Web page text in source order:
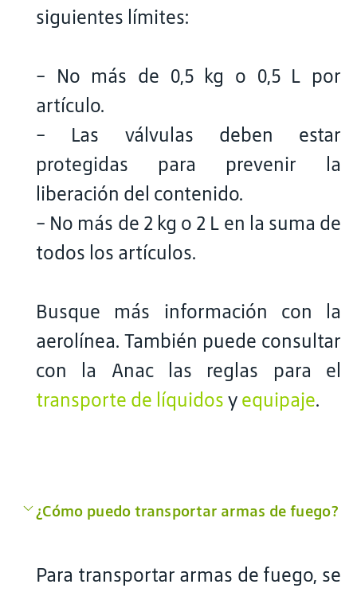
siguientes límites:
- No más de 0,5 kg o 0,5 L por
artículo.
- Las válvulas deben estar
protegidas para prevenir la
liberación del contenido.
- No más de 2 kg o 2 L en la suma de
todos los artículos.
Busque más información con la
aerolínea. También puede consultar
con la Anac las reglas para el
transporte de líquidos y equipaje.
¿Cómo puedo transportar armas de fuego?
Para transportar armas de fuego, se